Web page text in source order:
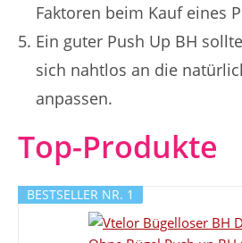
Faktoren beim Kauf eines
Ein guter Push Up BH
sich nahtlos an die
anpassen.
Top-Produkte
BESTSELLER NR. 1